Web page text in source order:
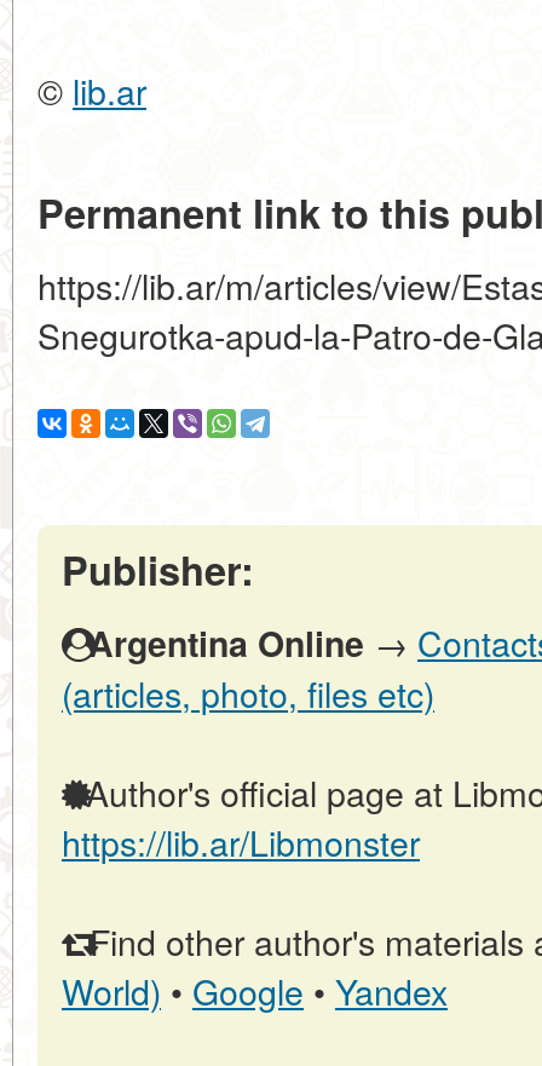
© lib.ar
Permanent link to this
https://lib.ar/m/articles/view/
Snegurotka-apud-la-Patro-de-
Publisher:
Argentina Online →
(articles, photo, files etc)
Author's official page at
https://lib.ar/Libmonster
Find other author's materials
World) • Google • Yandex